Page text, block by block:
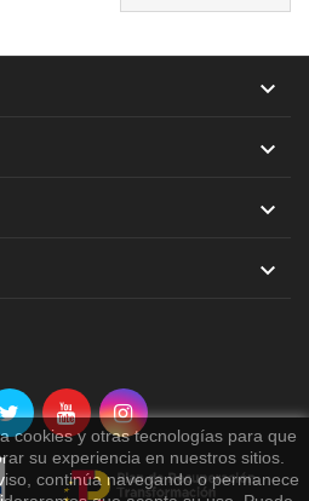




cookies y otras tecnologías para que
su experiencia en nuestros sitios.
continúa navegando o permanece